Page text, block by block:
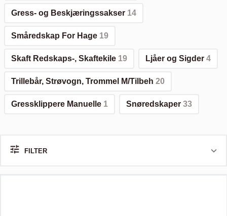
Gress- og Beskjæringssakser 14
Småredskap For Hage 19
Skaft Redskaps-, Skaftekile 19 Ljåer og Sigder 4
Trillebår, Strøvogn, Trommel M/Tilbeh 20
Gressklippere Manuelle 1 Snøredskaper 33
FILTER